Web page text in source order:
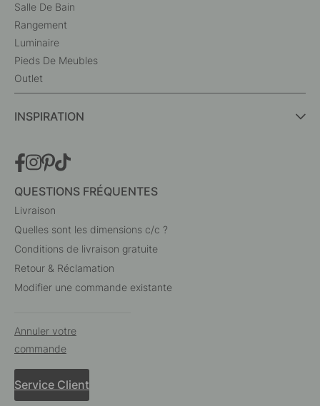
Salle De Bain
Rangement
Luminaire
Pieds De Meubles
Outlet
INSPIRATION
QUESTIONS FRÉQUENTES
Livraison
Quelles sont les dimensions c/c ?
Conditions de livraison gratuite
Retour & Réclamation
Modifier une commande existante
Annuler votre
commande
Service Client